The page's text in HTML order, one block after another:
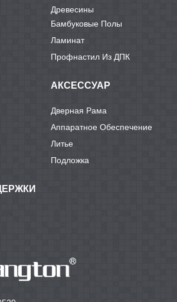
Древесины
Бамбуковые Полы
Ламинат
Профнастил Из ДПК
АКСЕССУАР
Дверная Рама
Аппаратное Обеспечение
Литье
Подложка